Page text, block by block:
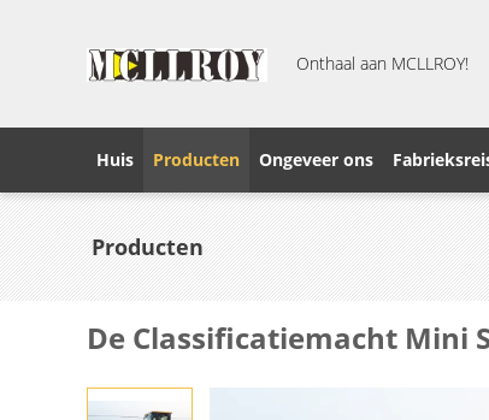
Onthaal aan MCLLROY!
Huis Producten Ongeveer ons
Producten
De Classificatiemacht Mini